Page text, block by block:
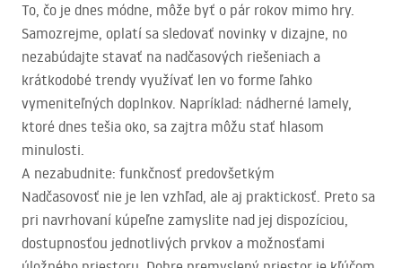
To, čo je dnes módne, môže byť o pár rokov mimo hry.
Samozrejme, oplatí sa sledovať novinky v dizajne, no
nezabúdajte stavať na nadčasových riešeniach a
krátkodobé trendy využívať len vo forme ľahko
vymeniteľných doplnkov. Napríklad: nádherné lamely,
ktoré dnes tešia oko, sa zajtra môžu stať hlasom
minulosti.
A nezabudnite: funkčnosť predovšetkým
Nadčasovosť nie je len vzhľad, ale aj praktickosť. Preto sa
pri navrhovaní kúpeľne zamyslite nad jej dispozíciou,
dostupnosťou jednotlivých prvkov a možnosťami